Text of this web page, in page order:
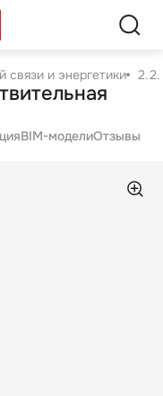
и энергетики 2.2.
BIM-моделиОтзывы